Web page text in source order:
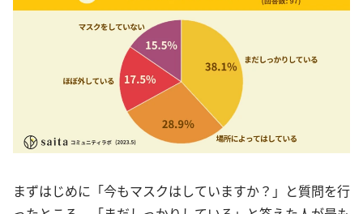
まずはじめに「今もマスクはしていますか？」と質問を行